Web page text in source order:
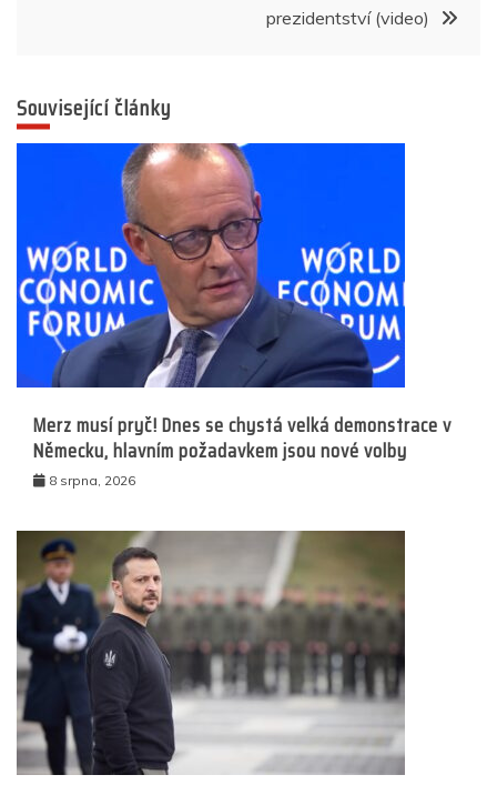
prezidentství (video)
Související články
Merz musí pryč! Dnes se chystá velká demonstrace v
Německu, hlavním požadavkem jsou nové volby
8 srpna, 2026